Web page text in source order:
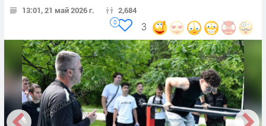
13:01, 21 май 2026 г. 2,684
3
0